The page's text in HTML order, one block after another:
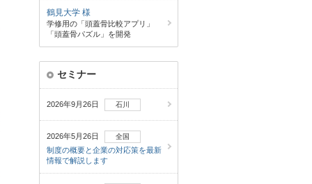
鶴見大学 様
学修用の「頭蓋骨比較アプリ」
「頭蓋骨パズル」を開発
セミナー
2026年9月26日 石川
2026年5月26日 全国
制度の概要と企業の対応策を最新
情報で解説します